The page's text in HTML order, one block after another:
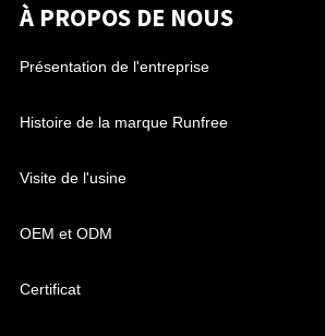
À PROPOS DE NOUS
Présentation de l'entreprise
Histoire de la marque Runfree
Visite de l'usine
OEM et ODM
Certificat